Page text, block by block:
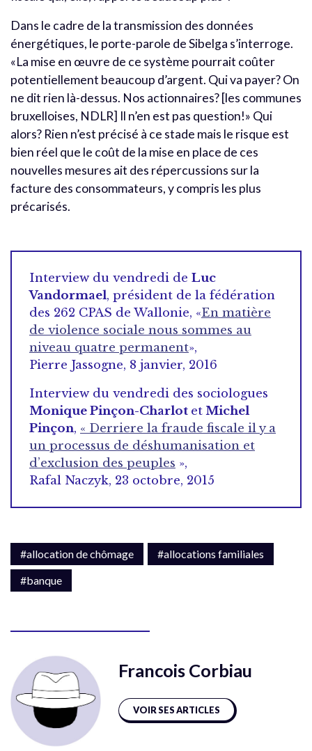
Dans le cadre de la transmission des données
énergétiques, le porte-parole de Sibelga s’interroge.
«La mise en œuvre de ce système pourrait coûter
potentiellement beaucoup d’argent. Qui va payer? On
ne dit rien là-dessus. Nos actionnaires? [les communes
bruxelloises, NDLR] Il n’en est pas question!» Qui
alors? Rien n’est précisé à ce stade mais le risque est
bien réel que le coût de la mise en place de ces
nouvelles mesures ait des répercussions sur la
facture des consommateurs, y compris les plus
précarisés.
Interview du vendredi de Luc
Vandormael, président de la fédération
des 262 CPAS de Wallonie, «En matière
de violence sociale nous sommes au
niveau quatre permanent»,
Pierre Jassogne, 8 janvier, 2016
Interview du vendredi des sociologues
Monique Pinçon-Charlot etMichel
Pinçon, « Derriere la fraude fiscale il y a
un processus de déshumanisation et
d’exclusion des peuples »,
Rafal Naczyk, 23 octobre, 2015
#allocation de chômage
#allocations familiales
#banque
Francois Corbiau
VOIR SES ARTICLES